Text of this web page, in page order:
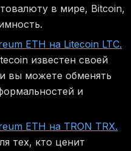
в мире, Bitcoin,
ETH на Litecoin LTC.
известен своей
вы можете обменять
и
ETH на TRON TRX.
тех, кто ценит